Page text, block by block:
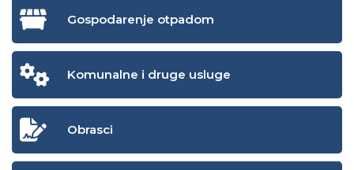
Gospodarenje otpadom
Komunalne i druge usluge
Obrasci